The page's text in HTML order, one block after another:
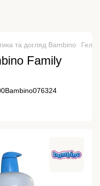
та догляд Bambino Гель
Family